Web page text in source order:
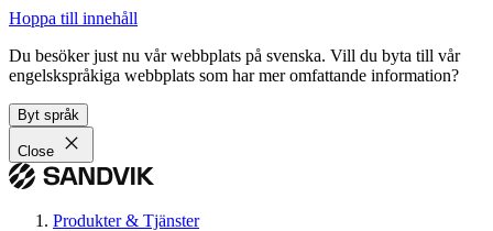
Hoppa till innehåll
Du besöker just nu vår webbplats på svenska. Vill du byta till vår
engelskspråkiga webbplats som har mer omfattande information?
Byt språk
Close
Produkter & Tjänster